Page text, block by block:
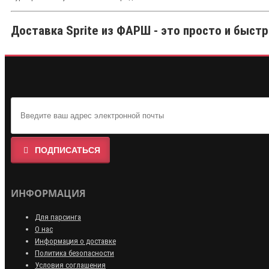
Доставка Sprite из ФАРШ - это просто и
ПОДПИСАТЬСЯ
ИНФОРМАЦИЯ
Для парсинга
О нас
Информация о доставке
Политика безопасности
Условия соглашения